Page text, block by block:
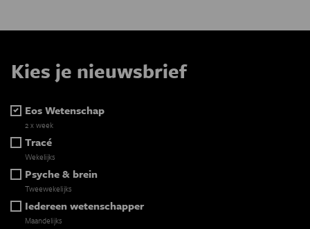
Kies je nieuwsbrief
Eos Wetenschap
2 x week
Tracé
Wekelijks
Psyche & brein
Tweewekelijks
Iedereen wetenschapper
Maandelijks